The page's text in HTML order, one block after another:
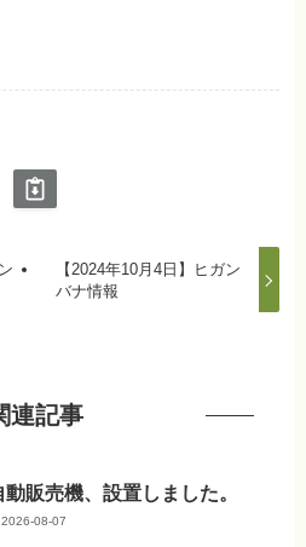
【2024年10月4日】ヒガン
バナ情報
連記事
動販売機、設置しました。
2026-08-07